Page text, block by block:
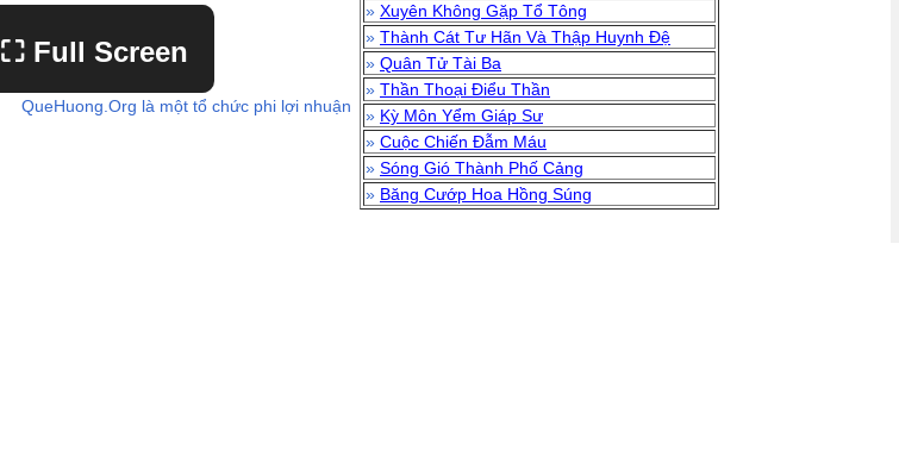
⛶ Full Screen
QueHuong.Org là một tổ chức phi lợi nhuận
» Xuyên Không Gặp Tổ Tông
» Thành Cát Tư Hãn Và Thập Huynh Đệ
» Quân Tử Tài Ba
» Thần Thoại Điểu Thần
» Kỳ Môn Yểm Giáp Sư
» Cuộc Chiến Đẫm Máu
» Sóng Gió Thành Phố Cảng
» Băng Cướp Hoa Hồng Súng